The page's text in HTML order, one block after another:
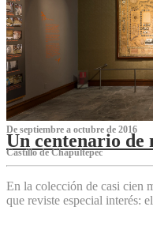
De septiembre a octubre de 2016
Un centenario de
Castillo de Chapultepec
En la colección de casi cien
que reviste especial interés: